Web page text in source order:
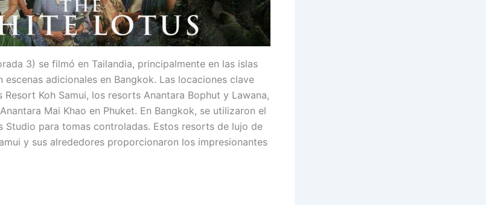
3) se filmó en Tailandia, principalmente en las islas
escenas adicionales en Bangkok. Las locaciones clave
Resort Koh Samui, los resorts Anantara Bophut y Lawana,
Mai Khao en Phuket. En Bangkok, se utilizaron el
Studio para tomas controladas. Estos resorts de lujo de
y sus alrededores proporcionaron los impresionantes